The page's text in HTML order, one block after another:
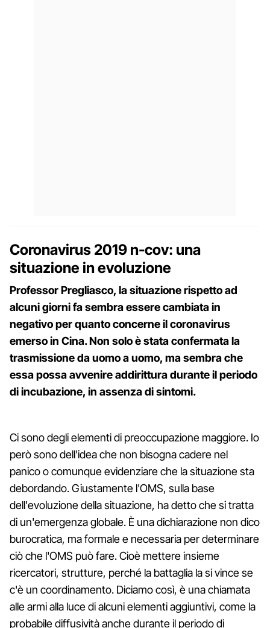
Coronavirus 2019 n-cov: una
situazione in evoluzione
Professor Pregliasco, la situazione rispetto ad
alcuni giorni fa sembra essere cambiata in
negativo per quanto concerne il coronavirus
emerso in Cina. Non solo è stata confermata la
trasmissione da uomo a uomo, ma sembra che
essa possa avvenire addirittura durante il periodo
di incubazione, in assenza di sintomi.
Ci sono degli elementi di preoccupazione maggiore. Io
però sono dell'idea che non bisogna cadere nel
panico o comunque evidenziare che la situazione sta
debordando. Giustamente l'OMS, sulla base
dell'evoluzione della situazione, ha detto che si tratta
di un'emergenza globale. È una dichiarazione non dico
burocratica, ma formale e necessaria per determinare
ciò che l'OMS può fare. Cioè mettere insieme
ricercatori, strutture, perché la battaglia la si vince se
c'è un coordinamento. Diciamo così, è una chiamata
alle armi alla luce di alcuni elementi aggiuntivi, come la
probabile diffusività anche durante il periodo di